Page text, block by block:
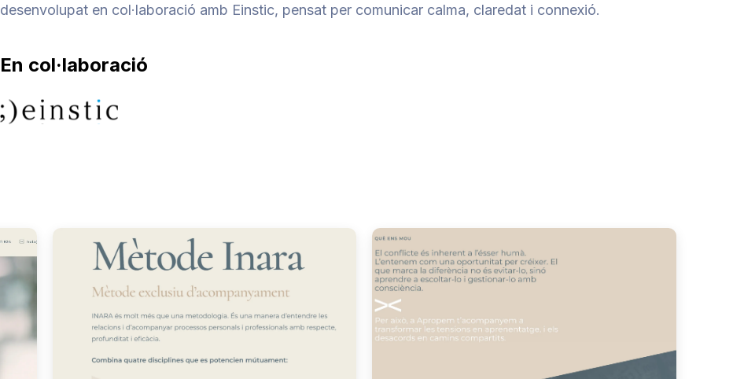
desenvolupat en col·laboració amb Einstic, pensat per comunicar calma, claredat i connexió.
En col·laboració